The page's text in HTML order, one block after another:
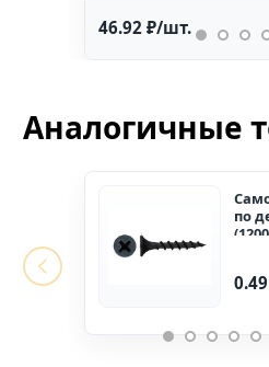
46.92 ₽/шт.
Аналогичные
по